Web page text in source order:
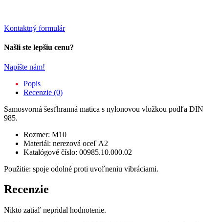
Kontaktný formulár
Našli ste lepšiu cenu?
Napíšte nám!
Popis
Recenzie (0)
Samosvorná šesťhranná matica s nylonovou vložkou podľa DIN
985.
Rozmer: M10
Materiál: nerezová oceľ A2
Katalógové číslo: 00985.10.000.02
Použitie: spoje odolné proti uvoľneniu vibráciami.
Recenzie
Nikto zatiaľ nepridal hodnotenie.